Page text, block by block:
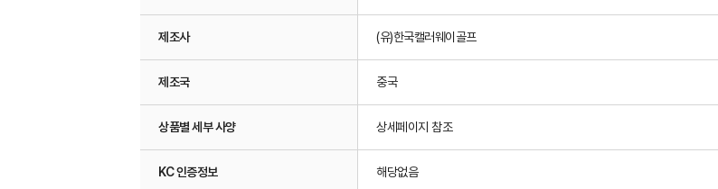
제조사 (유)한국캘러웨이골프
제조국 중국
상품별 세부 사양 상세페이지 참조
KC 인증정보 해당없음